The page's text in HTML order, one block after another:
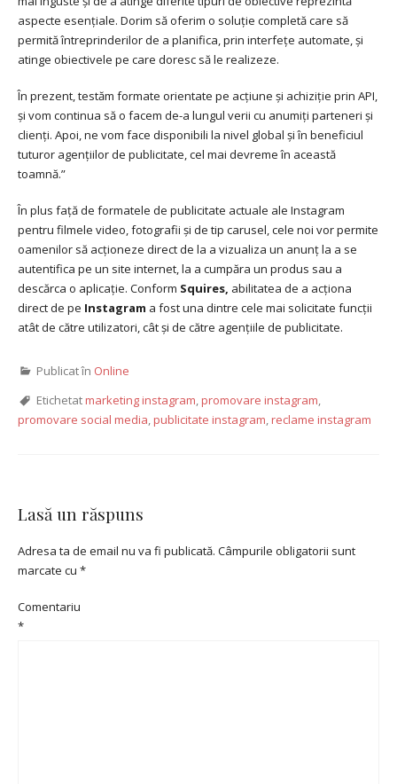
aspecte esențiale. Dorim să oferim o soluție completă care să
permită întreprinderilor de a planifica, prin interfețe automate, și
atinge obiectivele pe care doresc să le realizeze.
În prezent, testăm formate orientate pe acțiune și achiziție prin API,
și vom continua să o facem de-a lungul verii cu anumiți parteneri și
clienți. Apoi, ne vom face disponibili la nivel global și în beneficiul
tuturor agențiilor de publicitate, cel mai devreme în această
toamnă.”
În plus față de formatele de publicitate actuale ale Instagram
pentru filmele video, fotografii și de tip carusel, cele noi vor permite
oamenilor să acționeze direct de la a vizualiza un anunț la a se
autentifica pe un site internet, la a cumpăra un produs sau a
descărca o aplicație. Conform Squires, abilitatea de a acționa
direct de pe Instagram a fost una dintre cele mai solicitate funcții
atât de către utilizatori, cât și de către agențiile de publicitate.
Publicat în Online
Etichetatmarketing instagram,promovare instagram,
promovare social media,publicitate instagram,reclame instagram
Lasă un răspuns
Adresa ta de email nu va fi publicată. Câmpurile obligatorii sunt
marcate cu *
Comentariu
*